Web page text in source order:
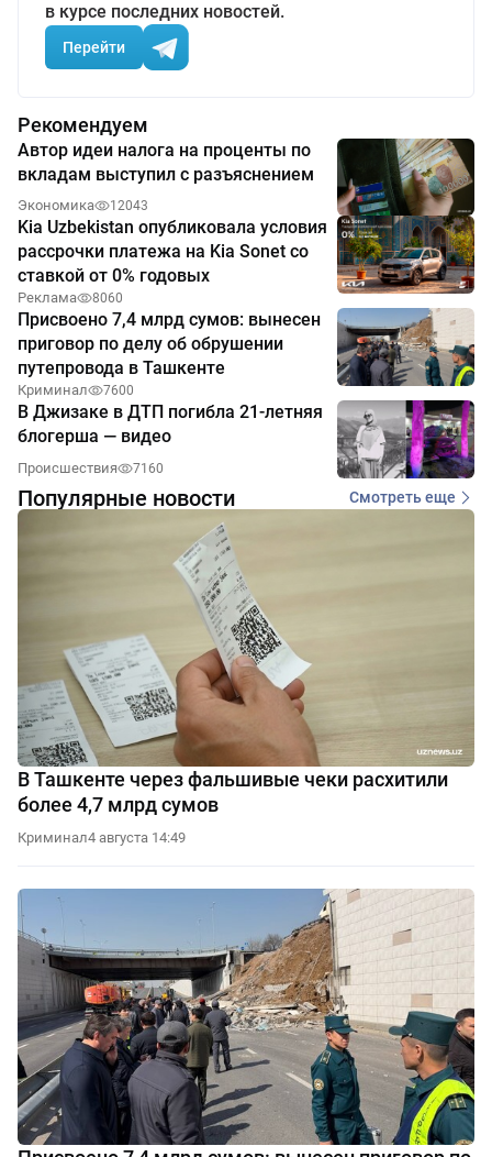
в курсе последних новостей.
Перейти
Рекомендуем
Автор идеи налога на проценты по
вкладам выступил с разъяснением
Экономика 12043
Kia Uzbekistan опубликовала условия
рассрочки платежа на Kia Sonet со
ставкой от 0% годовых
Реклама 8060
Присвоено 7,4 млрд сумов: вынесен
приговор по делу об обрушении
путепровода в Ташкенте
Криминал 7600
В Джизаке в ДТП погибла 21-летняя
блогерша — видео
Происшествия 7160
Популярные новости Смотреть еще
В Ташкенте через фальшивые чеки расхитили
более 4,7 млрд сумов
Криминал4 августа 14:49